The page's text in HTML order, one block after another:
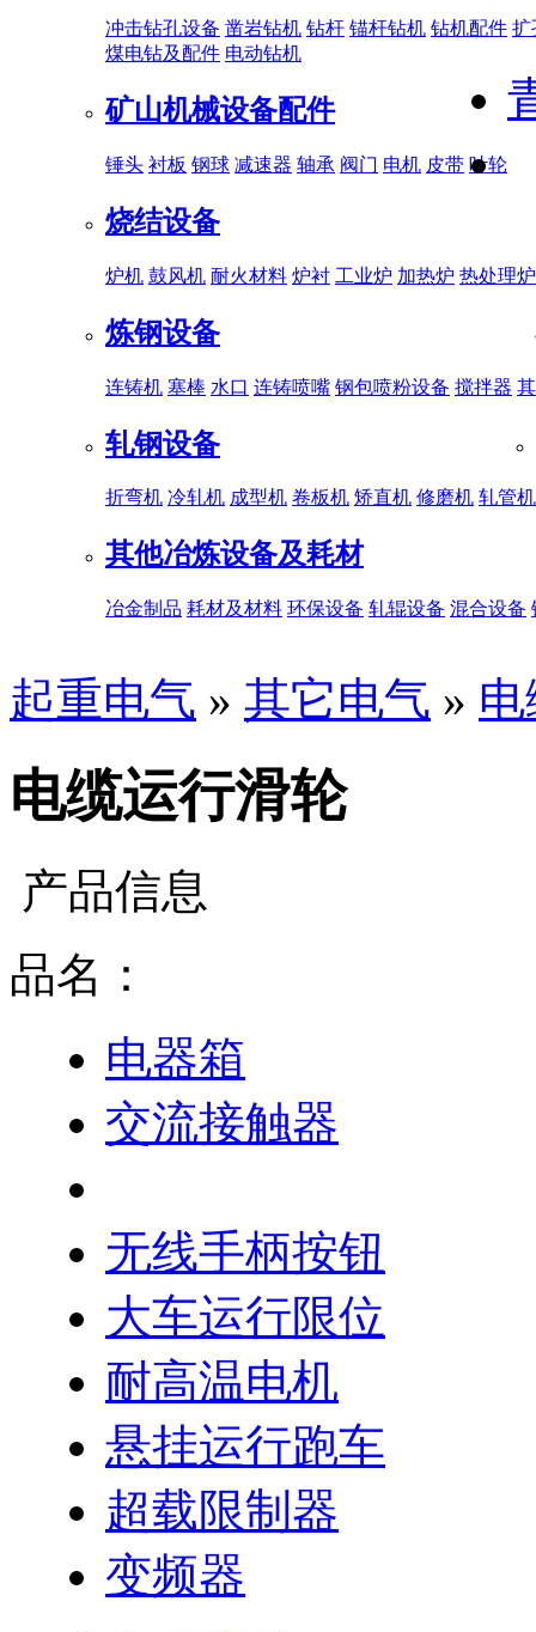
冲击钻孔设备 凿岩钻机 钻杆 锚杆钻机 钻机配件 扩
煤电钻及配件 电动钻机
矿山机械设备配件
锤头 衬板 钢球 减速器 轴承 阀门 电机 皮带 叶轮
烧结设备
炉机 鼓风机 耐火材料 炉衬 工业炉 加热炉 热处理炉
炼钢设备
连铸机 塞棒 水口 连铸喷嘴 钢包喷粉设备 搅拌器
轧钢设备
折弯机 冷轧机 成型机 卷板机 矫直机 修磨机 轧管机
其他冶炼设备及耗材
冶金制品 耗材及材料 环保设备 轧辊设备 混合设备
起重电气 » 其它电气 »
电缆运行滑轮
产品信息
品名：
电器箱
交流接触器
无线手柄按钮
大车运行限位
耐高温电机
悬挂运行跑车
超载限制器
变频器